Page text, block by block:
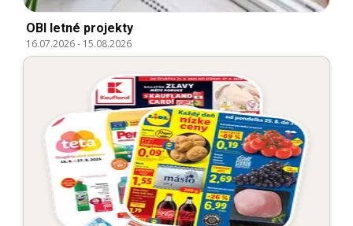
OBI letné projekty
16.07.2026- 15.08.2026